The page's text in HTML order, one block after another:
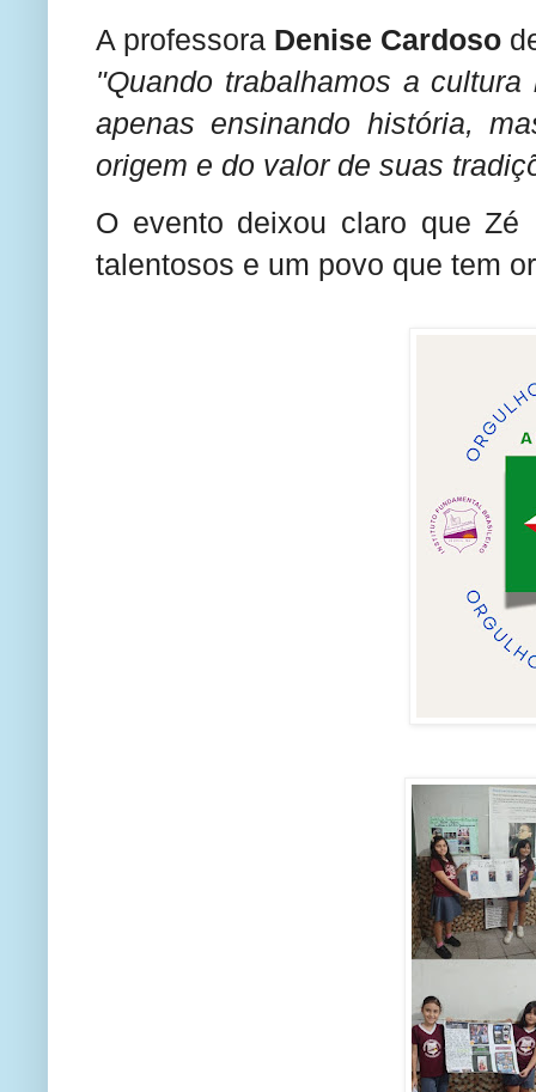
A professora Denise Cardoso
"Quando trabalhamos a
apenas ensinando história,
origem e do valor de suas
O evento deixou claro que
talentosos e um povo que tem